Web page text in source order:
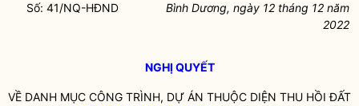
Số: 41/NQ-HĐND
Bình Dương, ngày 12 tháng 12 năm
2022
NGHỊ QUYẾT
VỀ DANH MỤC CÔNG TRÌNH, DỰ ÁN THUỘC DIỆN THU HỒI ĐẤT